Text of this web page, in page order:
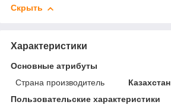
Скрыть
Характеристики
Основные атрибуты
Страна производитель
Казахстан
Пользовательские характеристики